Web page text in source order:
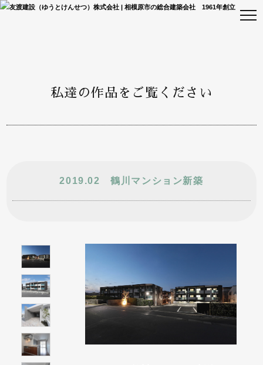
私達の作品をご覧ください
2019.02 鶴川マンション新築